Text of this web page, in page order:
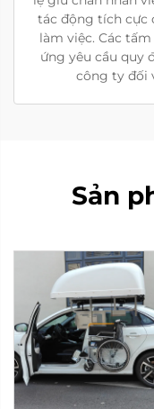
tác động tích cực
làm việc. Các
ứng yêu cầu quy
công ty đối
Sản